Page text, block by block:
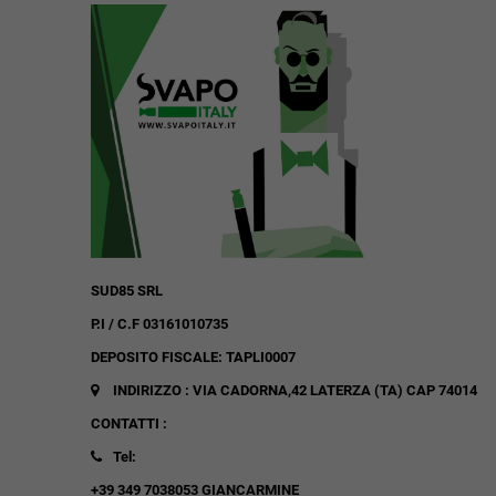
SUD85 SRL
P.I / C.F 03161010735
DEPOSITO FISCALE: TAPLI0007
INDIRIZZO : VIA CADORNA,42 LATERZA (TA) CAP 74014
CONTATTI :
Tel:
+39 349 7038053 GIANCARMINE